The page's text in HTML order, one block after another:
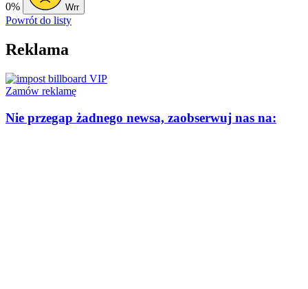
0% Wrr
Powrót do listy
Reklama
Zamów reklamę
Nie przegap żadnego newsa, zaobserwuj nas na: